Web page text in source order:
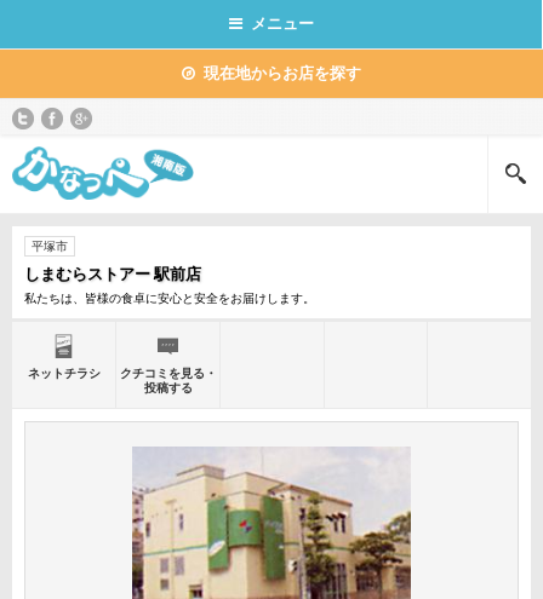
メニュー
現在地からお店を探す
平塚市
しまむらストアー 駅前店
私たちは、皆様の食卓に安心と安全をお届けします。
ネットチラシ
クチコミを見る・
投稿する